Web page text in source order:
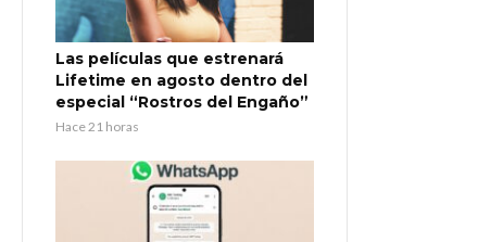
Las películas que estrenará
Lifetime en agosto dentro del
especial “Rostros del Engaño”
Hace 21 horas